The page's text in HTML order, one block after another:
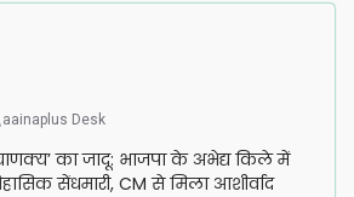
aainaplus Desk
चाणक्य’ का जादू: भाजपा के अभेद्य किले में
सेंधमारी, CM से मिला आशीर्वाद